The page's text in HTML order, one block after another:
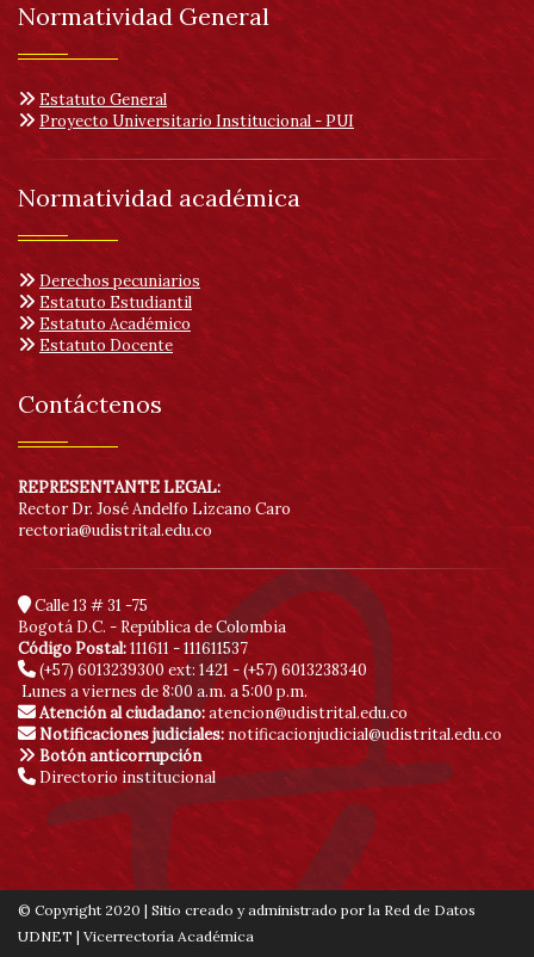
Normatividad General
Estatuto General
Proyecto Universitario Institucional - PUI
Normatividad académica
Derechos pecuniarios
Estatuto Estudiantil
Estatuto Académico
Estatuto Docente
Contáctenos
REPRESENTANTE LEGAL:
Rector Dr. José Andelfo Lizcano Caro
rectoria@udistrital.edu.co
Calle 13 # 31 -75
Bogotá D.C. - República de Colombia
Código Postal:111611 - 111611537
(+57) 6013239300 ext: 1421 - (+57) 6013238340
Lunes a viernes de 8:00 a.m. a 5:00 p.m.
Atención al ciudadano:atencion@udistrital.edu.co
Notificaciones judiciales: notificacionjudicial@udistrital.edu.co
Botón anticorrupción
Directorio institucional
© Copyright 2020 | Sitio creado y administrado por la Red de Datos
UDNET | Vicerrectoría Académica